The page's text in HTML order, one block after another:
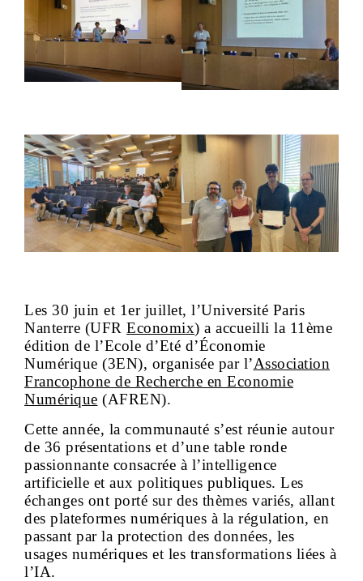
Les 30 juin et 1er juillet, l’Université Paris
Nanterre (UFR Economix) a accueilli la 11ème
édition de l’Ecole d’Eté d’Économie
Numérique (3EN), organisée par l’Association
Francophone de Recherche en Economie
Numérique (AFREN).
Cette année, la communauté s’est réunie autour
de 36 présentations et d’une table ronde
passionnante consacrée à l’intelligence
artificielle et aux politiques publiques. Les
échanges ont porté sur des thèmes variés, allant
des plateformes numériques à la régulation, en
passant par la protection des données, les
usages numériques et les transformations liées à
l’IA.